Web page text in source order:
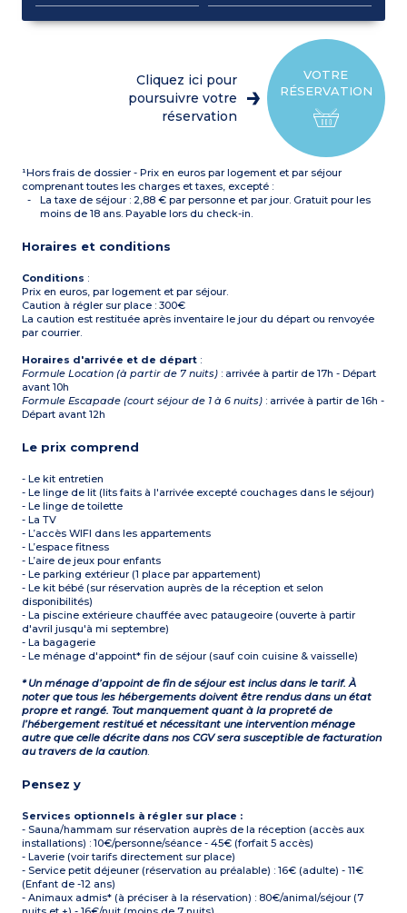
VOTRE
RÉSERVATION
Cliquez ici pour
poursuivre votre
réservation
¹Hors frais de dossier - Prix en euros par logement et par séjour
comprenant toutes les charges et taxes, excepté :
La taxe de séjour : 2,88 € par personne et par jour. Gratuit pour les
moins de 18 ans. Payable lors du check-in.
Horaires et conditions
Conditions :
Prix en euros, par logement et par séjour.
Caution à régler sur place : 300€
La caution est restituée après inventaire le jour du départ ou renvoyée
par courrier.
Horaires d'arrivée et de départ :
Formule Location (à partir de 7 nuits) : arrivée à partir de 17h - Départ
avant 10h
Formule Escapade (court séjour de 1 à 6 nuits) : arrivée à partir de 16h -
Départ avant 12h
Le prix comprend
- Le kit entretien
- Le linge de lit (lits faits à l'arrivée excepté couchages dans le séjour)
- Le linge de toilette
- La TV
- L’accès WIFI dans les appartements
- L’espace fitness
- L’aire de jeux pour enfants
- Le parking extérieur (1 place par appartement)
- Le kit bébé (sur réservation auprès de la réception et selon
disponibilités)
- La piscine extérieure chauffée avec pataugeoire (ouverte à partir
d'avril jusqu'à mi septembre)
- La bagagerie
- Le ménage d'appoint* fin de séjour (sauf coin cuisine & vaisselle)
* Un ménage d’appoint de fin de séjour est inclus dans le tarif. À
noter que tous les hébergements doivent être rendus dans un état
propre et rangé. Tout manquement quant à la propreté de
l’hébergement restitué et nécessitant une intervention ménage
autre que celle décrite dans nos CGV sera susceptible de facturation
au travers de la caution.
Pensez y
Services optionnels à régler sur place :
- Sauna/hammam sur réservation auprès de la réception (accès aux
installations) : 10€/personne/séance - 45€ (forfait 5 accès)
- Laverie (voir tarifs directement sur place)
- Service petit déjeuner (réservation au préalable) : 16€ (adulte) - 11€
(Enfant de -12 ans)
- Animaux admis* (à préciser à la réservation) : 80€/animal/séjour (7